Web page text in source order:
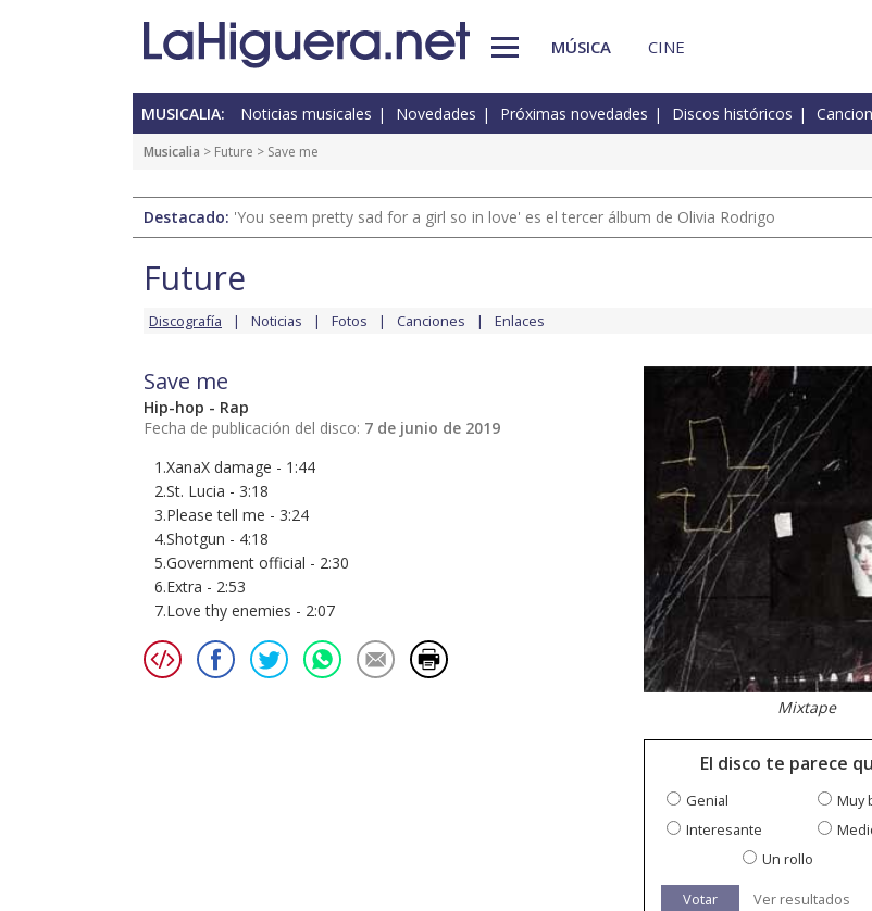
MÚSICA CINE
MUSICALIA: Noticias musicales Novedades Próximas novedades Discos históricos
Musicalia > Future > Save me
Destacado: 'You seem pretty sad for a girl so in love' es el tercer álbum de Olivia Rodrigo
Future
Discografía Noticias Fotos Canciones Enlaces
Save me
Hip-hop - Rap
Fecha de publicación del disco: 7 de junio de 2019
1.XanaX damage - 1:44
2.St. Lucia - 3:18
3.Please tell me - 3:24
4.Shotgun - 4:18
5.Government official - 2:30
6.Extra - 2:53
7.Love thy enemies - 2:07
Mixtape
El disco te parece
Genial
Muy
Interesante
Un rollo
Votar Ver resultados